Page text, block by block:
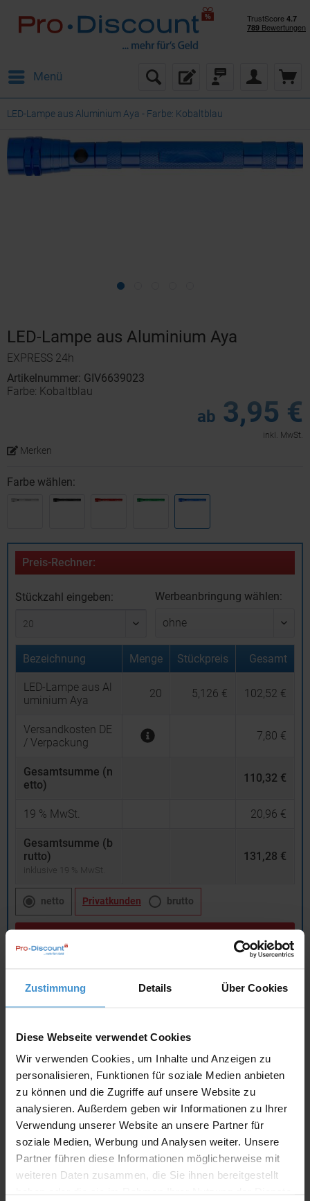
Zustimmung Details Über Cookies
Diese Webseite verwendet Cookies
Wir verwenden Cookies, um Inhalte und Anzeigen zu
personalisieren, Funktionen für soziale Medien anbieten
zu können und die Zugriffe auf unsere Website zu
analysieren. Außerdem geben wir Informationen zu Ihrer
Verwendung unserer Website an unsere Partner für
soziale Medien, Werbung und Analysen weiter. Unsere
Partner führen diese Informationen möglicherweise mit
weiteren Daten zusammen, die Sie ihnen bereitgestellt
Menü
LED-Lampe aus Aluminium Aya - Farbe: Kobaltblau
LED-Lampe aus Aluminium Aya
EXPRESS 24h
Artikelnummer: GIV6639023
Farbe: Kobaltblau
ab 3,95 €
inkl. MwSt.
Merken
Farbe wählen:
Preis-Rechner:
Stückzahl eingeben: Werbeanbringung wählen:
Bezeichnung Menge Stückpreis Gesamt
LED-Lampe aus Al
uminium Aya
20 5,126 € 102,52 €
Versandkosten DE
/ Verpackung
7,80 €
Gesamtsumme (n
etto)
110,32 €
19 % MwSt. 20,96 €
Gesamtsumme (b
rutto)
inklusive 19 % MwSt.
131,28 €
netto Privatkunden brutto
Angebot drucken
Artikel mit Werbeanbringung: ca. 10 Werktage
Muster mit Ihrer
Werbeanbringung zur Freigabe
der Produktion:
ca. 10 Werktage
Artikel ohne Werbeanbringung: ca. 3 - 5 Werktage